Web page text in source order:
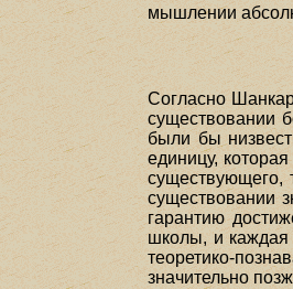
мышлении
Согласно
существовании
были бы
единицу,
существующего,
существовании
гарантию
школы, и каждая
теоретико-
значительно